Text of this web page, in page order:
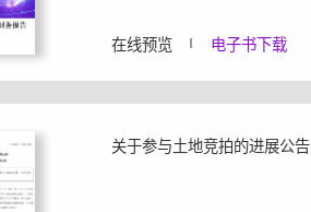
在线预览 电子书下载
关于参与土地竞拍的进展公告